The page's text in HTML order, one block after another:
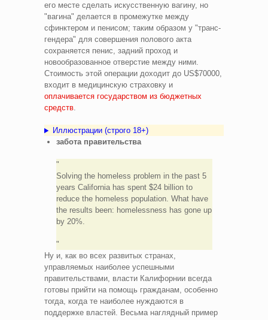
его месте сделать искусственную вагину, но
"вагина" делается в промежутке между
сфинктером и пенисом; таким образом у "транс-
гендера" для совершения полового акта
сохраняется пенис, задний проход и
новообразованное отверстие между ними.
Стоимость этой операции доходит до US$70000,
входит в медицинскую страховку и
оплачивается государством из бюджетных
средств.
Иллюстрации (строго 18+)
забота правительства
Solving the homeless problem in the past 5
years California has spent $24 billion to
reduce the homeless population. What have
the results been: homelessness has gone up
by 20%.
Ну и, как во всех развитых странах,
управляемых наиболее успешными
правительствами, власти Калифорнии всегда
готовы прийти на помощь гражданам, особенно
тогда, когда те наиболее нуждаются в
поддержке властей. Весьма наглядный пример